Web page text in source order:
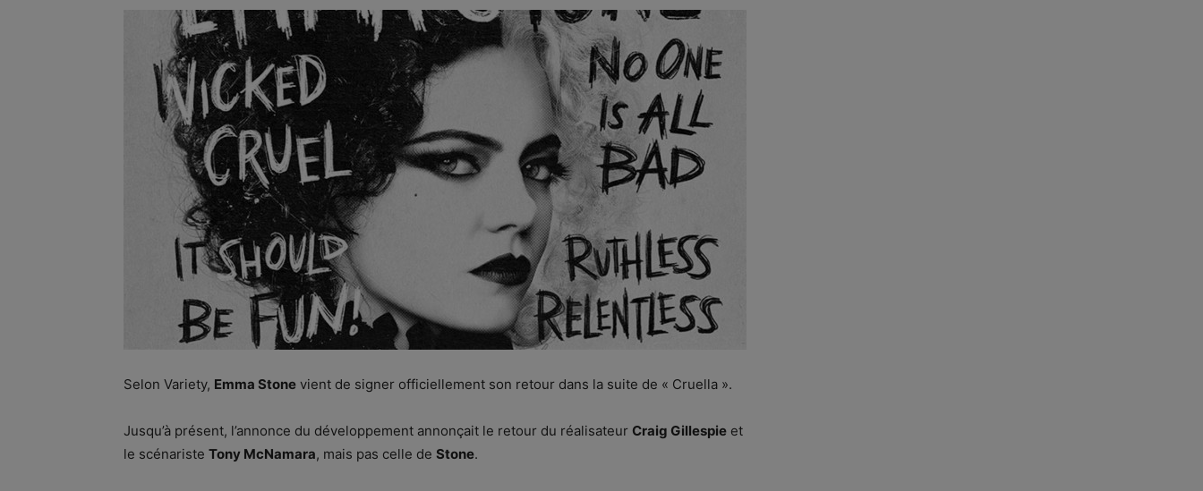
Selon Variety, Emma Stone vient de signer officiellement son retour dans la suite de « Cruella ».
Jusqu’à présent, l’annonce du développement annonçait le retour du réalisateur Craig Gillespie et
le scénariste Tony McNamara, mais pas celle de Stone.